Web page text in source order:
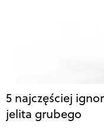
5 najczęściej
jelita grubego